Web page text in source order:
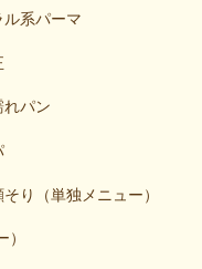
系パーマ
れパン
り（単独メニュー）